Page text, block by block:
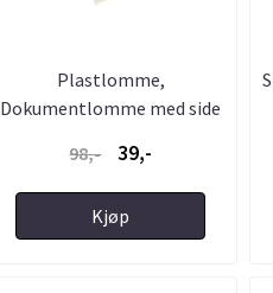
Plastlomme,
Dokumentlomme med side
98,- 39,-
Kjøp